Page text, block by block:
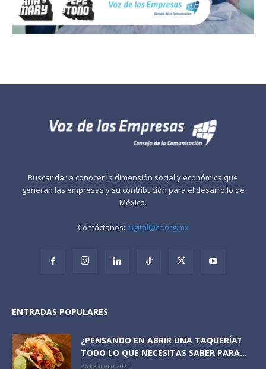
Buscar dar a conocer la dimensión social y económica que
generan las empresas y su contribución para el desarrollo de
México.
Contáctanos: digital@cc.org.mx
ENTRADAS POPULARES
¿PENSANDO EN ABRIR UNA TAQUERÍA?
TODO LO QUE NECESITAS SABER PARA...
26 febrero 2021